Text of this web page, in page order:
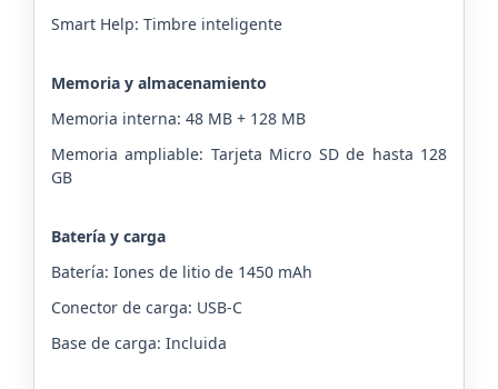
Smart Help: Timbre inteligente
Memoria y almacenamiento
Memoria interna: 48 MB + 128 MB
Memoria ampliable: Tarjeta Micro SD de hasta 128
GB
Batería y carga
Batería: Iones de litio de 1450 mAh
Conector de carga: USB-C
Base de carga: Incluida